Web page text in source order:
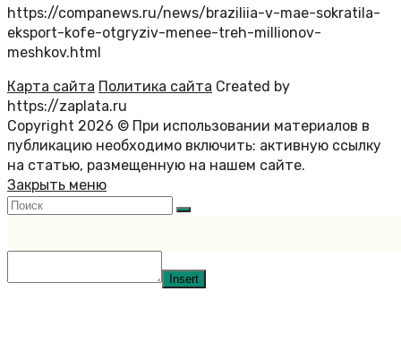
https://companews.ru/news/braziliia-v-mae-sokratila-
eksport-kofe-otgryziv-menee-treh-millionov-
meshkov.html
Карта сайта Политика сайта Created by
https://zaplata.ru
Copyright 2026 © При использовании материалов в
публикацию необходимо включить: активную ссылку
на статью, размещенную на нашем сайте.
Закрыть меню
Insert